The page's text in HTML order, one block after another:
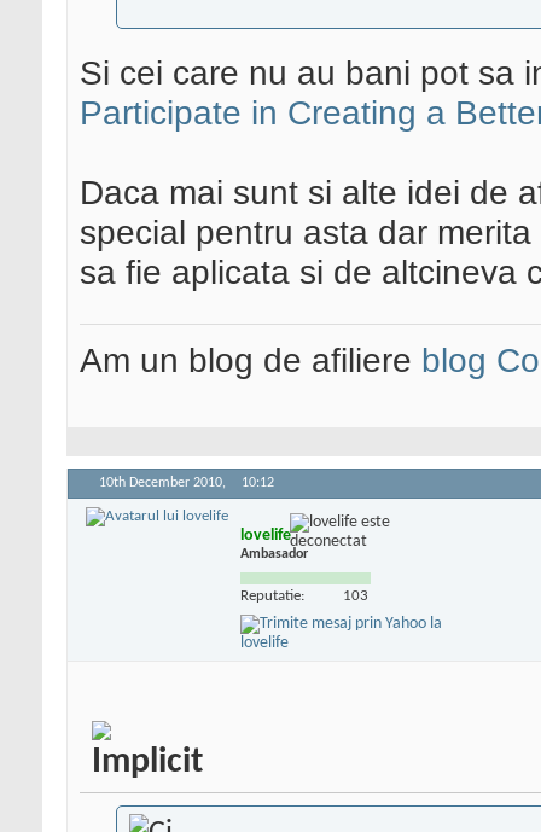
Si cei care nu au bani pot sa
Participate in Creating a
Daca mai sunt si alte idei de
special pentru asta dar
sa fie aplicata si de altcineva
Am un blog de afiliere blog
10th December 2010, 10:12
lovelife
Ambasador
Reputatie: 103